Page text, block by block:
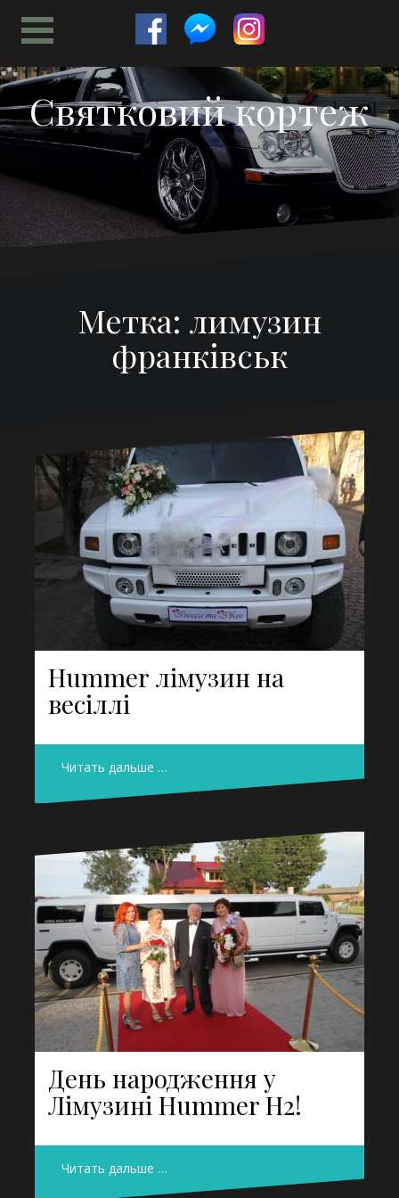
содержимому
Святковий кортеж
Метка: лимузин
франківськ
Hummer лімузин на
весіллі
Читать дальше …
День народження у
Лімузині Hummer H2!
Читать дальше …